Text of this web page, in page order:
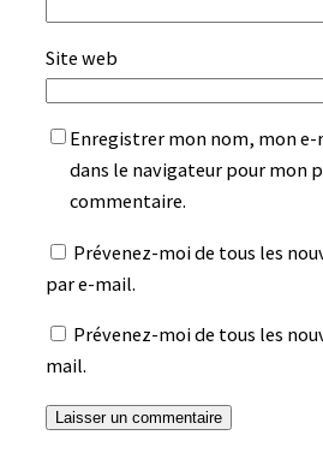
Site web
Enregistrer mon nom, mon
dans le navigateur pour mon
commentaire.
Prévenez-moi de tous les
par e-mail.
Prévenez-moi de tous les
mail.